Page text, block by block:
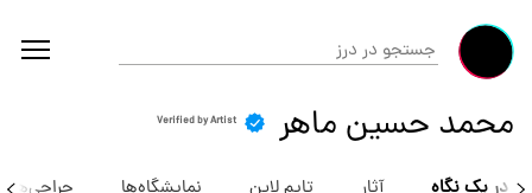
محمد حسین ماهر Verified by Artist